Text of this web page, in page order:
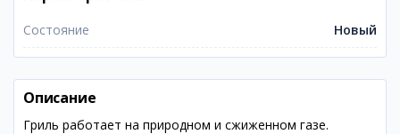
Состояние Новый
Описание
Гриль работает на природном и сжиженном газе.